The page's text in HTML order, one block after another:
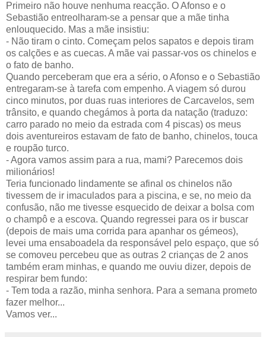
Primeiro não houve nenhuma reacção. O Afonso e o
Sebastião entreolharam-se a pensar que a mãe tinha
enlouquecido. Mas a mãe insistiu:
- Não tiram o cinto. Começam pelos sapatos e depois tiram
os calções e as cuecas. A mãe vai passar-vos os chinelos e
o fato de banho.
Quando perceberam que era a sério, o Afonso e o Sebastião
entregaram-se à tarefa com empenho. A viagem só durou
cinco minutos, por duas ruas interiores de Carcavelos, sem
trânsito, e quando chegámos à porta da natação (traduzo:
carro parado no meio da estrada com 4 piscas) os meus
dois aventureiros estavam de fato de banho, chinelos, touca
e roupão turco.
- Agora vamos assim para a rua, mami? Parecemos dois
milionários!
Teria funcionado lindamente se afinal os chinelos não
tivessem de ir imaculados para a piscina, e se, no meio da
confusão, não me tivesse esquecido de deixar a bolsa com
o champô e a escova. Quando regressei para os ir buscar
(depois de mais uma corrida para apanhar os gémeos),
levei uma ensaboadela da responsável pelo espaço, que só
se comoveu percebeu que as outras 2 crianças de 2 anos
também eram minhas, e quando me ouviu dizer, depois de
respirar bem fundo:
- Tem toda a razão, minha senhora. Para a semana prometo
fazer melhor...
Vamos ver...